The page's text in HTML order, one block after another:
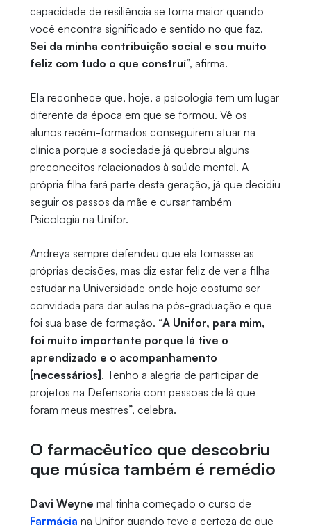
capacidade de resiliência se torna maior quando
você encontra significado e sentido no que faz.
Sei da minha contribuição social e sou muito
feliz com tudo o que construí”, afirma.
Ela reconhece que, hoje, a psicologia tem um lugar
diferente da época em que se formou. Vê os
alunos recém-formados conseguirem atuar na
clínica porque a sociedade já quebrou alguns
preconceitos relacionados à saúde mental. A
própria filha fará parte desta geração, já que decidiu
seguir os passos da mãe e cursar também
Psicologia na Unifor.
Andreya sempre defendeu que ela tomasse as
próprias decisões, mas diz estar feliz de ver a filha
estudar na Universidade onde hoje costuma ser
convidada para dar aulas na pós-graduação e que
foi sua base de formação. “A Unifor, para mim,
foi muito importante porque lá tive o
aprendizado e o acompanhamento
[necessários] . Tenho a alegria de participar de
projetos na Defensoria com pessoas de lá que
foram meus mestres”, celebra.
O farmacêutico que descobriu
que música também é remédio
Davi Weyne mal tinha começado o curso de
Farmácia na Unifor quando teve a certeza de que